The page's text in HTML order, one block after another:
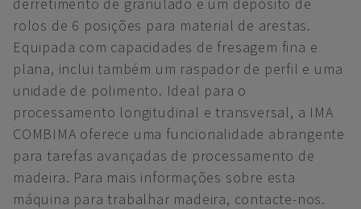
rolos de 6 posições para material de arestas.
Equipada com capacidades de fresagem fina e
plana, inclui também um raspador de perfil e uma
unidade de polimento. Ideal para o
processamento longitudinal e transversal, a IMA
COMBIMA oferece uma funcionalidade abrangente
para tarefas avançadas de processamento de
madeira. Para mais informações sobre esta
máquina para trabalhar madeira, contacte-nos.